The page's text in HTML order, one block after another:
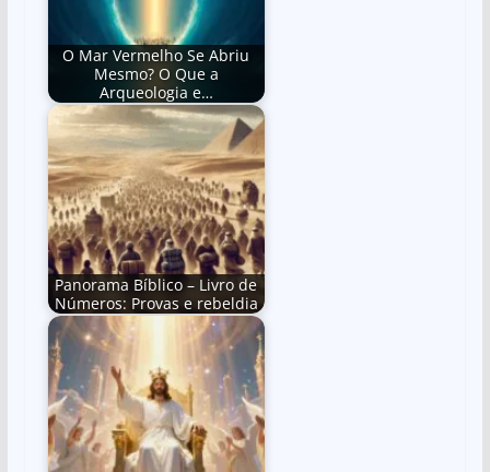
O Mar Vermelho Se Abriu
Mesmo? O Que a
Arqueologia e…
Panorama Bíblico – Livro de
Números: Provas e rebeldia